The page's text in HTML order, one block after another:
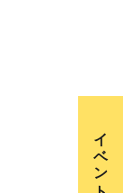
イベント